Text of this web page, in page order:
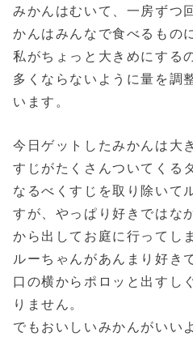
みかんはむいて、一房ずつ
かんはみんなで食べるもの
私がちょっと大きめにする
多くならないように量を調
います。
今日ゲットしたみかんは大
すじがたくさんついてくる
なるべくすじを取り除いて
すが、やっぱり好きではな
から出してお庭に行ってし
ルーちゃんがあんまり好き
口の横からポロッと出すし
りません。
でもおいしいみかんがいい